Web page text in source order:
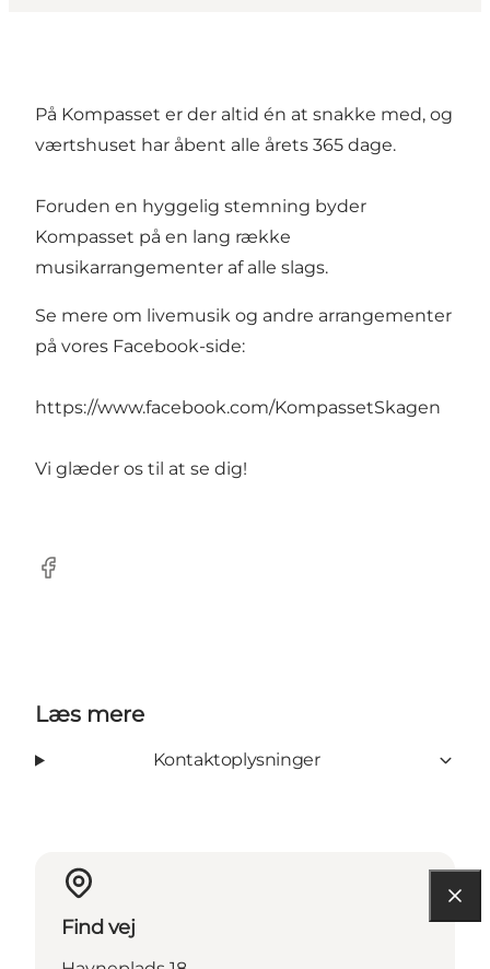
På Kompasset er der altid én at snakke med, og
værtshuset har åbent alle årets 365 dage.
Foruden en hyggelig stemning byder
Kompasset på en lang række
musikarrangementer af alle slags.
Se mere om livemusik og andre arrangementer
på vores Facebook-side:
https://www.facebook.com/KompassetSkagen
Vi glæder os til at se dig!
Facebook
Læs mere
Kontaktoplysninger
Find vej